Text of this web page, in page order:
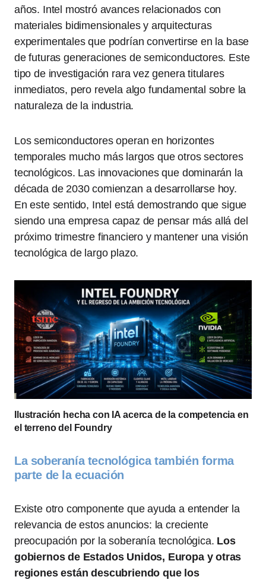
años. Intel mostró avances relacionados con
materiales bidimensionales y arquitecturas
experimentales que podrían convertirse en la base
de futuras generaciones de semiconductores. Este
tipo de investigación rara vez genera titulares
inmediatos, pero revela algo fundamental sobre la
naturaleza de la industria.
Los semiconductores operan en horizontes
temporales mucho más largos que otros sectores
tecnológicos. Las innovaciones que dominarán la
década de 2030 comienzan a desarrollarse hoy.
En este sentido, Intel está demostrando que sigue
siendo una empresa capaz de pensar más allá del
próximo trimestre financiero y mantener una visión
tecnológica de largo plazo.
Ilustración hecha con IA acerca de la competencia en
el terreno del Foundry
La soberanía tecnológica también forma
parte de la ecuación
Existe otro componente que ayuda a entender la
relevancia de estos anuncios: la creciente
preocupación por la soberanía tecnológica. Los
gobiernos de Estados Unidos, Europa y otras
regiones están descubriendo que los